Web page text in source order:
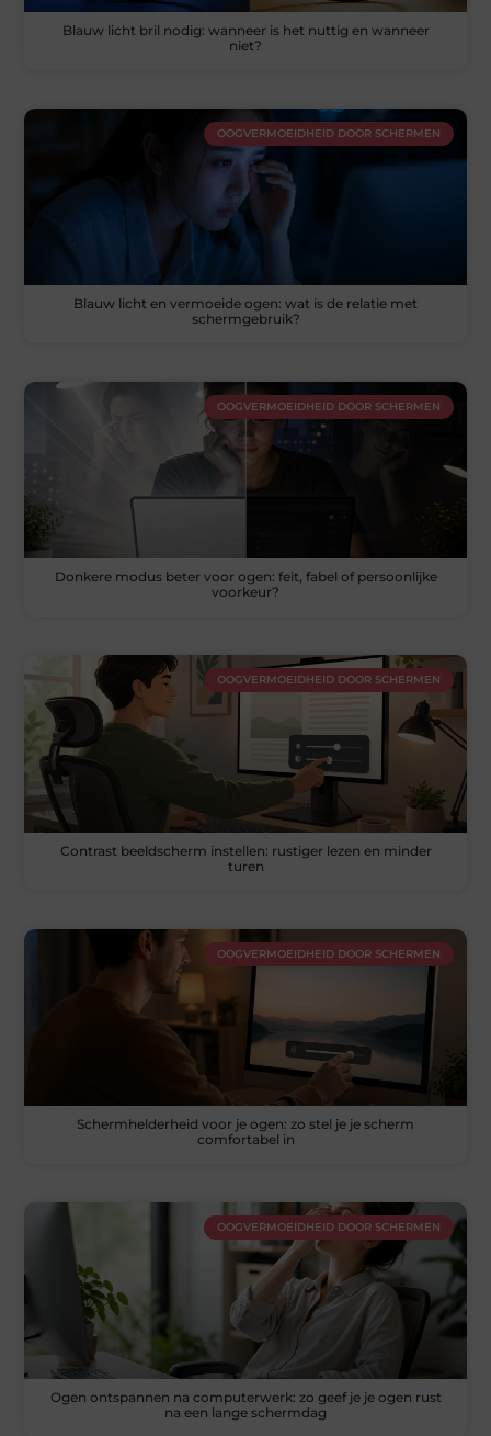
Blauw licht bril nodig: wanneer is het nuttig en wanneer
niet?
OOGVERMOEIDHEID DOOR SCHERMEN
Blauw licht en vermoeide ogen: wat is de relatie met
schermgebruik?
OOGVERMOEIDHEID DOOR SCHERMEN
Donkere modus beter voor ogen: feit, fabel of persoonlijke
voorkeur?
OOGVERMOEIDHEID DOOR SCHERMEN
Contrast beeldscherm instellen: rustiger lezen en minder
turen
OOGVERMOEIDHEID DOOR SCHERMEN
Schermhelderheid voor je ogen: zo stel je je scherm
comfortabel in
OOGVERMOEIDHEID DOOR SCHERMEN
Ogen ontspannen na computerwerk: zo geef je je ogen rust
na een lange schermdag